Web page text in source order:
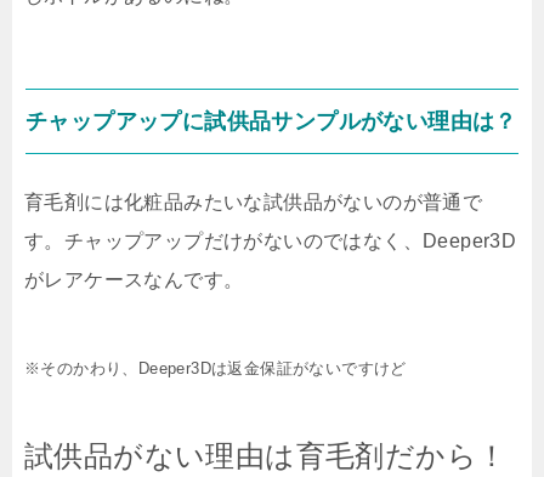
チャップアップに試供品サンプルがない理由は？
育毛剤には化粧品みたいな試供品がないのが普通で
す。チャップアップだけがないのではなく、Deeper3D
がレアケースなんです。
※そのかわり、Deeper3Dは返金保証がないですけど
試供品がない理由は育毛剤だから！